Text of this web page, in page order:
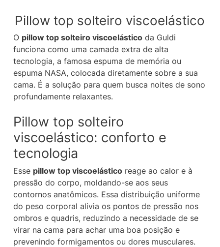
Pillow top solteiro viscoelástico
O pillow top solteiro viscoelásticoda Guldi
funciona como uma camada extra de alta
tecnologia, a famosa espuma de memória ou
espuma NASA, colocada diretamente sobre a sua
cama. É a solução para quem busca noites de sono
profundamente relaxantes.
Pillow top solteiro
viscoelástico: conforto e
tecnologia
Esse pillow top viscoelásticoreage ao calor e à
pressão do corpo, moldando-se aos seus
contornos anatômicos. Essa distribuição uniforme
do peso corporal alivia os pontos de pressão nos
ombros e quadris, reduzindo a necessidade de se
virar na cama para achar uma boa posição e
prevenindo formigamentos ou dores musculares.